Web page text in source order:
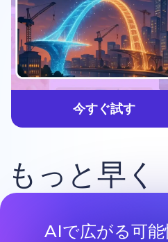
今すぐ試す
もっと早く
AIで広がる可能